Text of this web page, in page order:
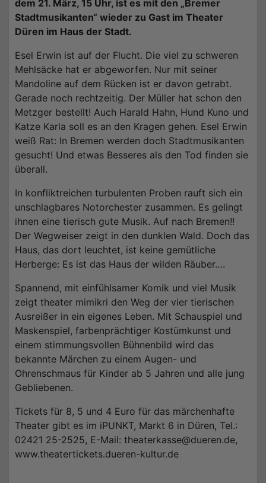
dem 21. März, 15 Uhr, ist es mit den „Bremer
Stadtmusikanten“ wieder zu Gast im Theater
Düren im Haus der Stadt.
Esel Erwin ist auf der Flucht. Die viel zu schweren
Mehlsäcke hat er abgeworfen. Nur mit seiner
Mandoline auf dem Rücken ist er davon getrabt.
Gerade noch rechtzeitig. Der Müller hat schon den
Metzger bestellt! Auch Harald Hahn, Hund Kuno und
Katze Karla soll es an den Kragen gehen. Esel Erwin
weiß Rat: In Bremen werden doch Stadtmusikanten
gesucht! Und etwas Besseres als den Tod finden sie
überall.
In konfliktreichen turbulenten Proben rauft sich ein
unschlagbares Notorchester zusammen. Es gelingt
ihnen eine tierisch gute Musik. Auf nach Bremen!!
Der Wegweiser zeigt in den dunklen Wald. Doch das
Haus, das dort leuchtet, ist keine gemütliche
Herberge: Es ist das Haus der wilden Räuber….
Spannend, mit einfühlsamer Komik und viel Musik
zeigt theater mimikri den Weg der vier tierischen
Ausreißer in ein eigenes Leben. Mit Schauspiel und
Maskenspiel, farbenprächtiger Kostümkunst und
einem stimmungsvollen Bühnenbild wird das
bekannte Märchen zu einem Augen- und
Ohrenschmaus für Kinder ab 5 Jahren und alle jung
Gebliebenen.
Tickets für 8, 5 und 4 Euro für das märchenhafte
Theater gibt es im iPUNKT, Markt 6 in Düren, Tel.:
02421 25-2525, E-Mail: theaterkasse@dueren.de,
www.theatertickets.dueren-kultur.de